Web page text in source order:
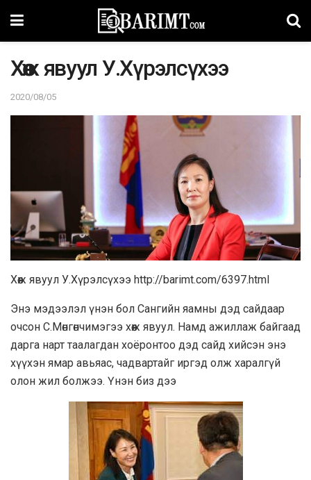
Хөөж явуул У.Хүрэлсүхээ
2020/08/05
Хөөж явуул У.Хүрэлсүхээ http://barimt.com/6397.html
Энэ мэдээлэл үнэн бол Сангийн яамны дэд сайдаар
очсон С.Мөнгөнчимэгээ хөөж явуул. Намд ажиллаж байгаад
дарга нарт таалагдан хоёронтоо дэд сайд хийсэн энэ
хүүхэн ямар авьяас, чадвартайг иргэд олж харалгүй
олон жил болжээ. Үнэн биз дээ